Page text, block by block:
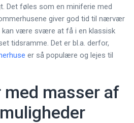
Det føles som en miniferie med
giver god tid til nærvær
være svære at få i en klassisk
tidsramme. Det er bl.a. derfor,
er så populære og lejes til
med masser af